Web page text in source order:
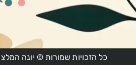
כל הזכויות שמורות © יונה המלצות